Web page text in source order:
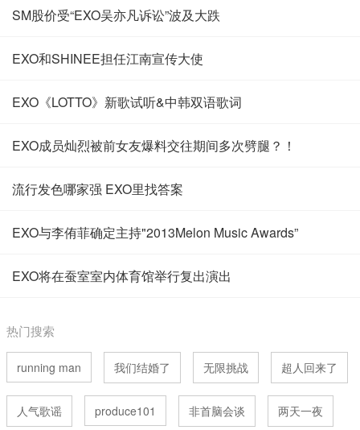
SM股价受“EXO吴亦凡诉讼”波及大跌
EXO和SHINEE担任江南宣传大使
EXO《LOTTO》新歌试听&中韩双语歌词
EXO成员灿烈被前女友爆料交往期间多次劈腿？！
流行发色哪家强 EXO里找答案
EXO与李侑菲确定主持"2013Melon Music Awards”
EXO将在蚕室室内体育馆举行复出演出
热门搜索
running man 我们结婚了 无限挑战 超人回来了
人气歌谣 produce101 非首脑会谈 两天一夜